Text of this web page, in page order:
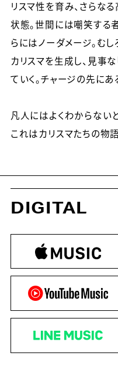
リスマ性を育み、さらな
状態。世間には嘲笑する
らにはノーダメージ。む
カリスマを生成し、見事
ていく。チャージの先に
凡人にはよくわからない
これはカリスマたちの物語
DIGITAL